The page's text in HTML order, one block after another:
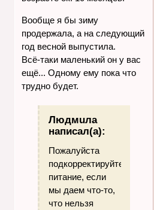
Вообще я бы зиму
продержала, а на следующий
год весной выпустила.
Всё-таки маленький он у вас
ещё... Одному ему пока что
трудно будет.
Людмuла
написал(а):
Пожалуйста
подкорректируйте
питание, если
мы даем что-то,
что нельзя